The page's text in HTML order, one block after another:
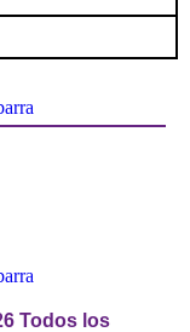
Todos los